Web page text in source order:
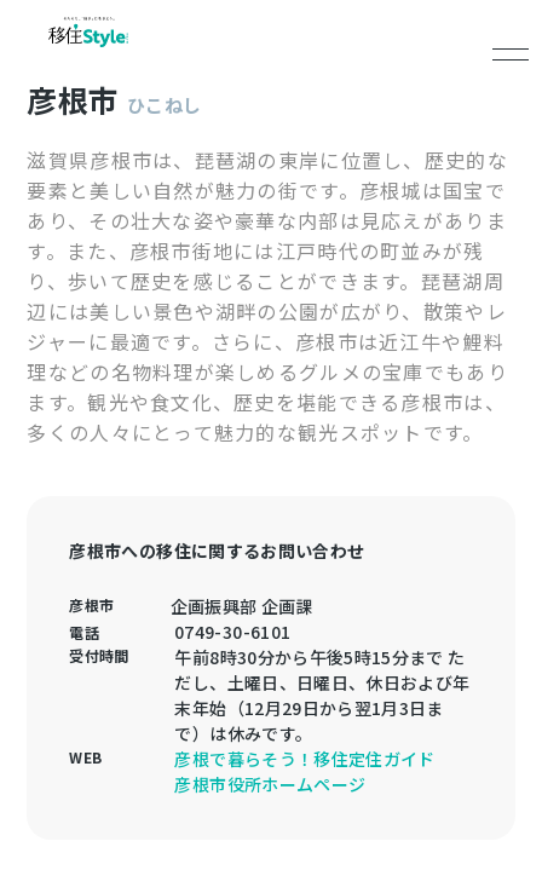
彦根市 ひこねし
滋賀県彦根市は、琵琶湖の東岸に位置し、歴史的な
要素と美しい自然が魅力の街です。彦根城は国宝で
あり、その壮大な姿や豪華な内部は見応えがありま
す。また、彦根市街地には江戸時代の町並みが残
り、歩いて歴史を感じることができます。琵琶湖周
辺には美しい景色や湖畔の公園が広がり、散策やレ
ジャーに最適です。さらに、彦根市は近江牛や鯉料
理などの名物料理が楽しめるグルメの宝庫でもあり
ます。観光や食文化、歴史を堪能できる彦根市は、
多くの人々にとって魅力的な観光スポットです。
彦根市への移住に関するお問い合わせ
彦根市 企画振興部 企画課
電話 0749-30-6101
受付時間
午前8時30分から午後5時15分まで た
だし、土曜日、日曜日、休日および年
末年始（12月29日から翌1月3日ま
で）は休みです。
WEB
彦根で暮らそう！移住定住ガイド
彦根市役所ホームページ